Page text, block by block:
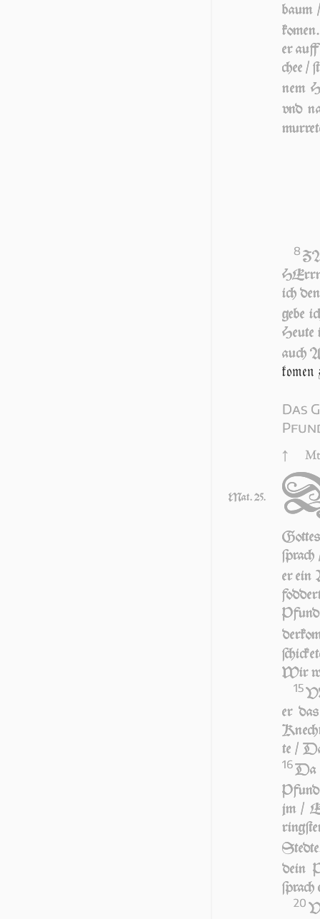
baum
er
chee /
nem
vnd
8
ich
ge­be
Heu­te
auch
ko­men
Das
↑
Mat. 25.
er ein
Pfund
Wir
15
er
te /
16Da
Pfund
jm /
dein
20